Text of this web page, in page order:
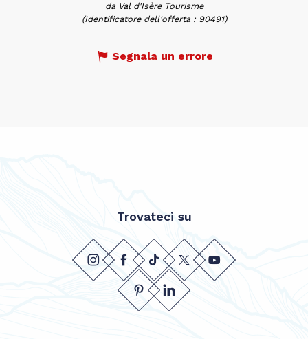
da Val d'Isère Tourisme
(Identificatore dell'offerta : 90491)
Segnala un errore
Trovateci su